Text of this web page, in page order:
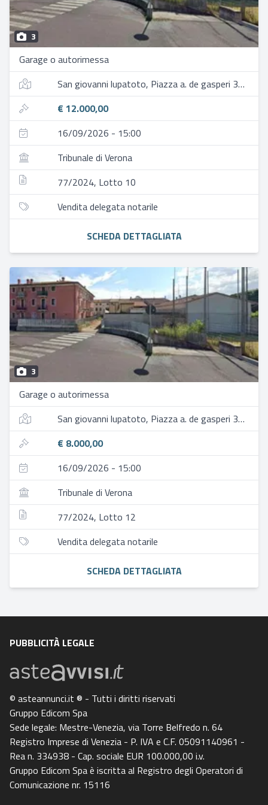
3
Garage o autorimessa
San giovanni lupatoto, Piazza a. de gasperi 30/b
€ 12.000,00
16/09/2026 - 15:00
Tribunale di Verona
77/2024, Lotto 10
Vendita delegata notarile
SCHEDA DETTAGLIATA
3
Garage o autorimessa
San giovanni lupatoto, Piazza a. de gasperi 30/b
€ 8.000,00
16/09/2026 - 15:00
Tribunale di Verona
77/2024, Lotto 12
Vendita delegata notarile
SCHEDA DETTAGLIATA
PUBBLICITÀ LEGALE
© asteannunci.it ® - Tutti i diritti riservati
Gruppo Edicom Spa
Sede legale: Mestre-Venezia, via Torre Belfredo n. 64
Registro Imprese di Venezia - P. IVA e C.F. 05091140961 -
Rea n. 334938 - Cap. sociale EUR 100.000,00 i.v.
Gruppo Edicom Spa è iscritta al Registro degli Operatori di
Comunicazione nr. 15116